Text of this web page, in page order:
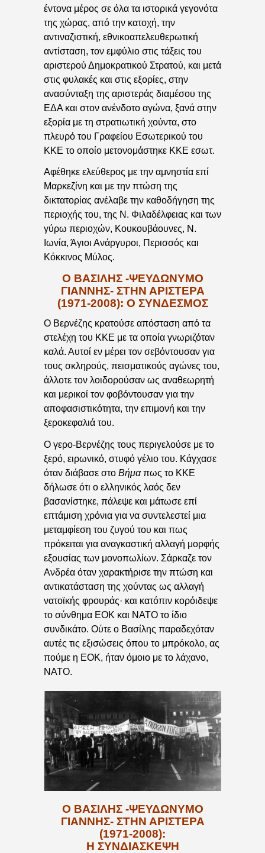
έντονα μέρος σε όλα τα ιστορικά γεγονότα
της χώρας, από την κατοχή, την
αντιναζιστική, εθνικοαπελευθερωτική
αντίσταση, τον εμφύλιο στις τάξεις του
αριστερού Δημοκρατικού Στρατού, και μετά
στις φυλακές και στις εξορίες, στην
ανασύνταξη της αριστεράς διαμέσου της
ΕΔΑ και στον ανένδοτο αγώνα, ξανά στην
εξορία με τη στρατιωτική χούντα, στο
πλευρό του Γραφείου Εσωτερικού του
ΚΚΕ το οποίο μετονομάστηκε ΚΚΕ εσωτ.
Αφέθηκε ελεύθερος με την αμνηστία επί
Μαρκεζίνη και με την πτώση της
δικτατορίας ανέλαβε την καθοδήγηση της
περιοχής του, της Ν. Φιλαδέλφειας και των
γύρω περιοχών, Κουκουβάουνες, Ν.
Ιωνία, Άγιοι Ανάργυροι, Περισσός και
Κόκκινος Μύλος.
Ο ΒΑΣΙΛΗΣ -ΨΕΥΔΩΝΥΜΟ
ΓΙΑΝΝΗΣ- ΣΤΗΝ ΑΡΙΣΤΕΡΑ
(1971-2008): Ο ΣΥΝΔΕΣΜΟΣ
Ο Βερνέζης κρατούσε απόσταση από τα
στελέχη του ΚΚΕ με τα οποία γνωριζόταν
καλά. Αυτοί εν μέρει τον σεβόντουσαν για
τους σκληρούς, πεισματικούς αγώνες του,
άλλοτε τον λοιδορούσαν ως αναθεωρητή
και μερικοί τον φοβόντουσαν για την
αποφασιστικότητα, την επιμονή και την
ξεροκεφαλιά του.
Ο γερο-Βερνέζης τους περιγελούσε με το
ξερό, ειρωνικό, στυφό γέλιο του. Κάγχασε
όταν διάβασε στο Βήμαπως το ΚΚΕ
δήλωσε ότι ο ελληνικός λαός δεν
βασανίστηκε, πάλεψε και μάτωσε επί
επτάμιση χρόνια για να συντελεστεί μια
μεταμφίεση του ζυγού του και πως
πρόκειται για αναγκαστική αλλαγή μορφής
εξουσίας των μονοπωλίων. Σάρκαζε τον
Ανδρέα όταν χαρακτήρισε την πτώση και
αντικατάσταση της χούντας ως αλλαγή
νατοϊκής φρουράς· και κατόπιν κορόιδεψε
το σύνθημα ΕΟΚ και ΝΑΤΟ το ίδιο
συνδικάτο. Ούτε ο Βασίλης παραδεχόταν
αυτές τις εξισώσεις όπου το μπρόκολο, ας
πούμε η ΕΟΚ, ήταν όμοιο με το λάχανο,
ΝΑΤΟ.
Ο ΒΑΣΙΛΗΣ -ΨΕΥΔΩΝΥΜΟ
ΓΙΑΝΝΗΣ- ΣΤΗΝ ΑΡΙΣΤΕΡΑ
(1971-2008):
Η ΣΥΝΔΙΑΣΚΕΨΗ